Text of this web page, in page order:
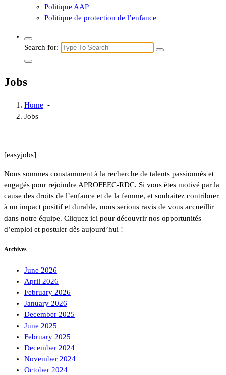
Politique AAP
Politique de protection de l’enfance
Search for:
Jobs
Home -
Jobs
[easyjobs]
Nous sommes constamment à la recherche de talents passionnés et
engagés pour rejoindre APROFEEC-RDC. Si vous êtes motivé par la
cause des droits de l’enfance et de la femme, et souhaitez contribuer
à un impact positif et durable, nous serions ravis de vous accueillir
dans notre équipe. Cliquez ici pour découvrir nos opportunités
d’emploi et postuler dès aujourd’hui !
Archives
June 2026
April 2026
February 2026
January 2026
December 2025
June 2025
February 2025
December 2024
November 2024
October 2024